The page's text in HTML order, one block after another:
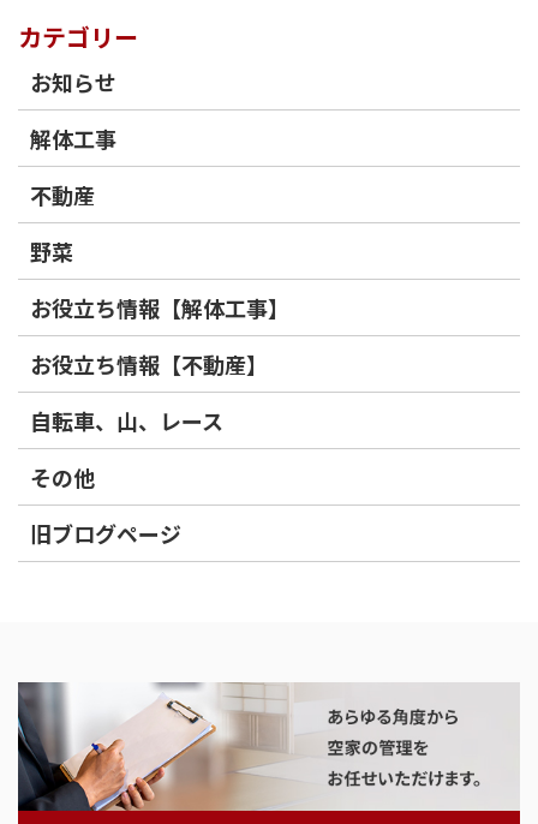
カテゴリー
お知らせ
解体工事
不動産
野菜
お役立ち情報【解体工事】
お役立ち情報【不動産】
自転車、山、レース
その他
旧ブログページ